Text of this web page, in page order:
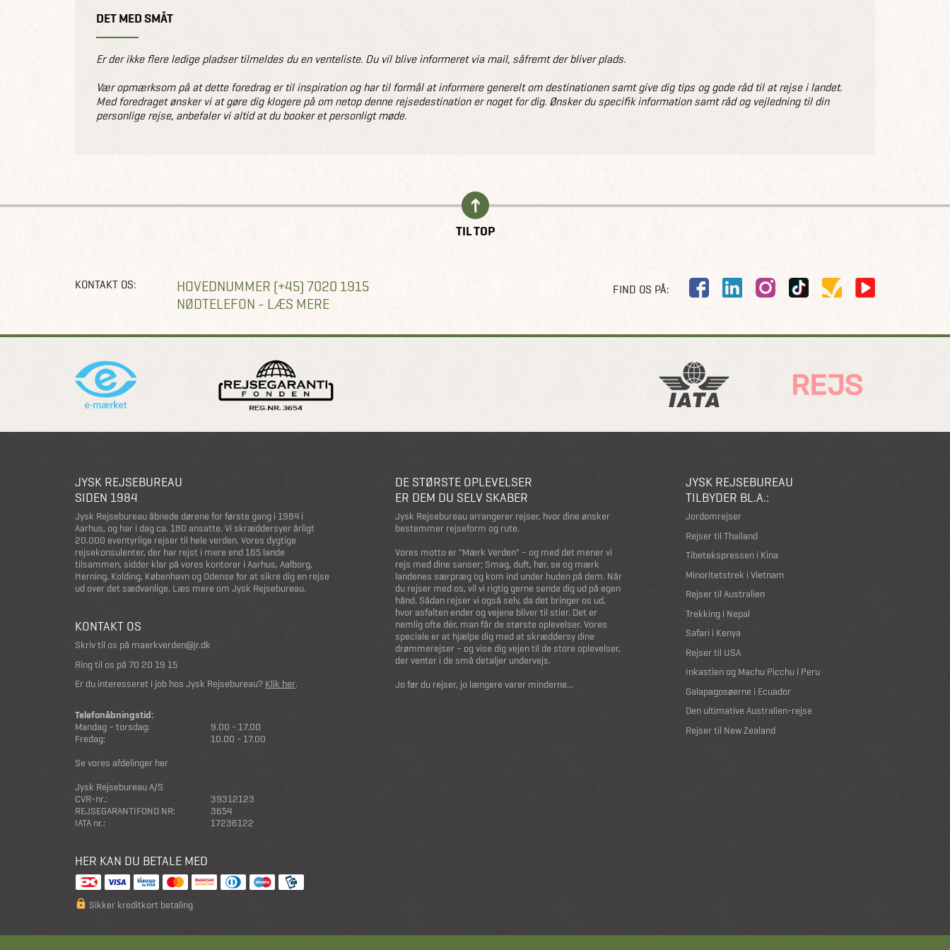
DET MED SMÅT
Er der ikke flere ledige pladser tilmeldes du en venteliste. Du vil blive informeret via mail, såfremt der bliver plads.
Vær opmærksom på at dette foredrag er til inspiration og har til formål at informere generelt om destinationen samt give dig tips og gode råd til at rejse i landet.
Med foredraget ønsker vi at gøre dig klogere på om netop denne rejsedestination er noget for dig. Ønsker du specifik information samt råd og vejledning til din
personlige rejse, anbefaler vi altid at du booker et personligt møde.
TIL TOP
KONTAKT OS:
HOVEDNUMMER (+45) 7020 1915
NØDTELEFON - LÆS MERE
FIND OS PÅ:
JYSK REJSEBUREAU
SIDEN 1984
Jysk Rejsebureau åbnede dørene for første gang i 1984 i
Aarhus, og har i dag ca. 180 ansatte. Vi skræddersyer årligt
20.000 eventyrlige rejser til hele verden. Vores dygtige
rejsekonsulenter, der har rejst i mere end 165 lande
tilsammen, sidder klar på vores kontorer i Aarhus, Aalborg,
Herning, Kolding, København og Odense for at sikre dig en rejse
ud over det sædvanlige. Læs mere om Jysk Rejsebureau.
KONTAKT OS
Skriv til os på maerkverden@jr.dk
Ring til os på 70 20 19 15
Er du interesseret i job hos Jysk Rejsebureau? Klik her.
Telefonåbningstid:
Mandag – torsdag:
9.00 - 17.00
Fredag:
10.00 - 17.00
Se vores afdelinger her
Jysk Rejsebureau A/S
CVR-nr.:
39312123
REJSEGARANTIFOND NR:
3654
IATA nr.:
17236122
HER KAN DU BETALE MED
Sikker kreditkort betaling
DE STØRSTE OPLEVELSER
ER DEM DU SELV SKABER
Jysk Rejsebureau arrangerer rejser, hvor dine ønsker
bestemmer rejseform og rute.
Vores motto er "Mærk Verden" – og med det mener vi
rejs med dine sanser; Smag, duft, hør, se og mærk
landenes særpræg og kom ind under huden på dem. Når
du rejser med os, vil vi rigtig gerne sende dig ud på egen
hånd. Sådan rejser vi også selv, da det bringer os ud,
hvor asfalten ender og vejene bliver til stier. Det er
nemlig ofte dér, man får de største oplevelser. Vores
speciale er at hjælpe dig med at skræddersy dine
drømmerejser – og vise dig vejen til de store oplevelser,
der venter i de små detaljer undervejs.
Jo før du rejser, jo længere varer minderne...
JYSK REJSEBUREAU
TILBYDER BL.A.:
Jordomrejser
Rejser til Thailand
Tibetekspressen i Kina
Minoritetstrek i Vietnam
Rejser til Australien
Trekking i Nepal
Safari i Kenya
Rejser til USA
Inkastien og Machu Picchu i Peru
Galapagosøerne i Ecuador
Den ultimative Australien-rejse
Rejser til New Zealand